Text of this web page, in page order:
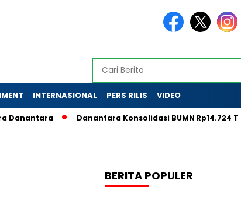
INTERNASIONAL PERS RILIS VIDEO
Danantara Konsolidasi BUMN Rp14.724 T
BERITA POPULER